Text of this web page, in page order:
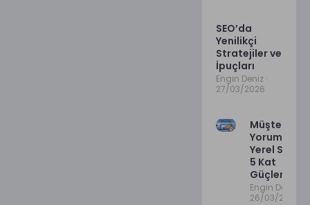
SEO’da
Yenilikçi
Stratejiler ve
İpuçları
Engin Deniz
27/03/2026
Müşteri
Yorumları
Yerel SEO’yu
5 Kat
Engin Deniz
26/03/2026